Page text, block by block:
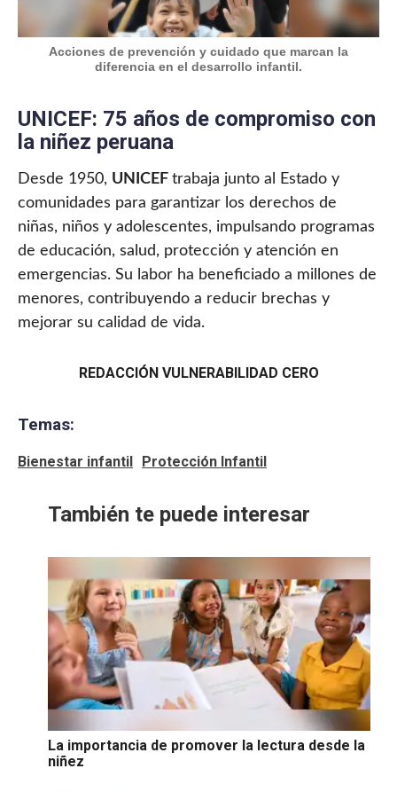
Acciones de prevención y cuidado que marcan la
diferencia en el desarrollo infantil.
UNICEF: 75 años de compromiso con
la niñez peruana
Desde 1950, UNICEF trabaja junto al Estado y
comunidades para garantizar los derechos de
niñas, niños y adolescentes, impulsando programas
de educación, salud, protección y atención en
emergencias. Su labor ha beneficiado a millones de
menores, contribuyendo a reducir brechas y
mejorar su calidad de vida.
REDACCIÓN VULNERABILIDAD CERO
Temas:
Bienestar infantil Protección Infantil
También te puede interesar
La importancia de promover la lectura desde la
niñez